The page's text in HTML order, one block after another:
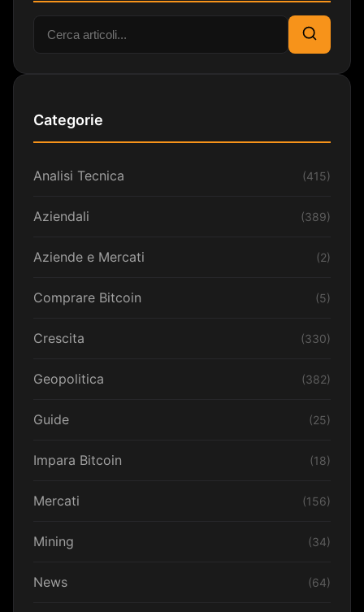
Cerca:
Cerca
Categorie
Analisi Tecnica (415)
Aziendali (389)
Aziende e Mercati (2)
Comprare Bitcoin (5)
Crescita (330)
Geopolitica (382)
Guide (25)
Impara Bitcoin (18)
Mercati (156)
Mining (34)
News (64)